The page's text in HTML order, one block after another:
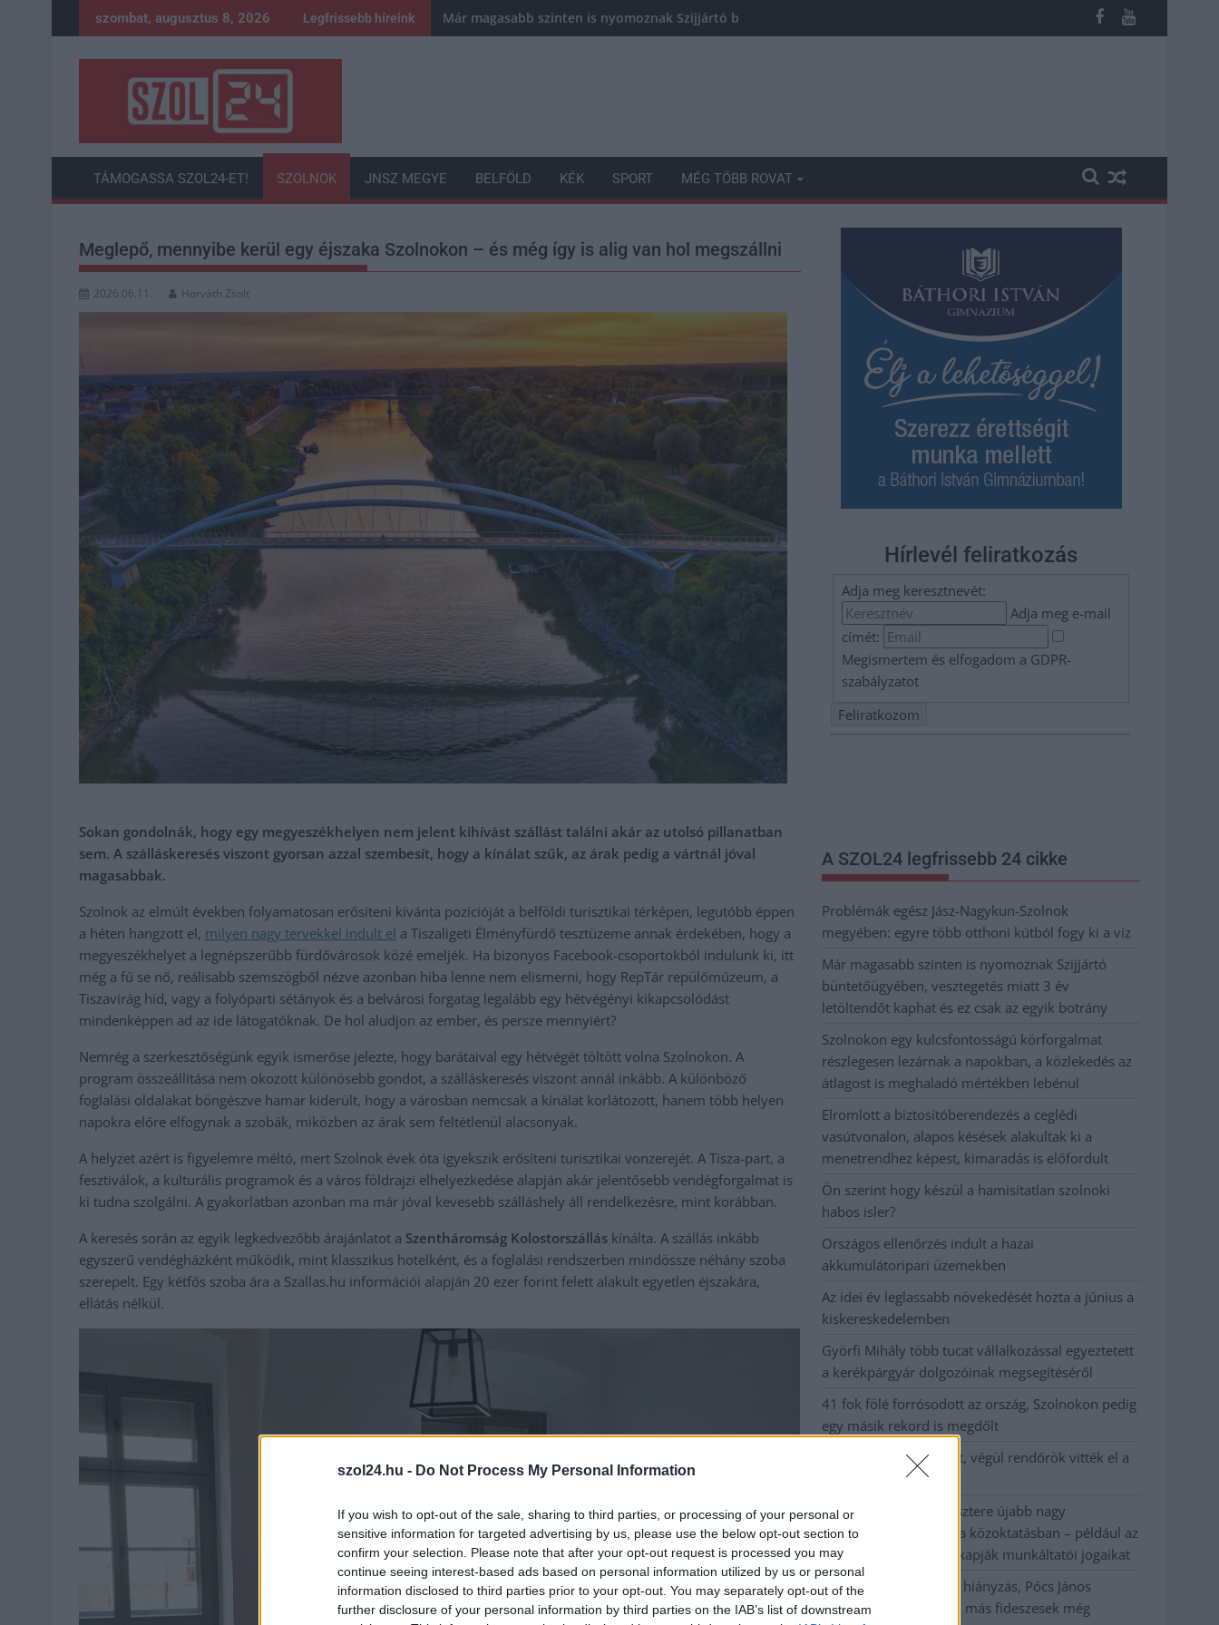
szol24.hu - Do Not Process My Personal Information
If you wish to opt-out of the sale, sharing to third parties, or processing of your personal or
sensitive information for targeted advertising by us, please use the below opt-out section to
confirm your selection. Please note that after your opt-out request is processed you may
continue seeing interest-based ads based on personal information utilized by us or personal
information disclosed to third parties prior to your opt-out. You may separately opt-out of the
further disclosure of your personal information by third parties on the IAB’s list of downstream
to
szombat, augusztus 8, 2026 Legfrissebb híreink Már magasabb szinten is nyomoznak Szijjártó büntetőügyében, vesztegetés miatt 3 év letöltendőt kaphat és ez csak az
TÁMOGASSA SZOL24-ET! SZOLNOK JNSZ MEGYE BELFÖLD KÉK SPORT MÉG TÖBB ROVAT
Meglepő, mennyibe kerül egy éjszaka Szolnokon – és még így is alig van hol megszállni
2026.06.11. Horváth Zsolt
Sokan gondolnák, hogy egy megyeszékhelyen nem jelent kihívást szállást találni akár az utolsó pillanatban
sem. A szálláskeresés viszont gyorsan azzal szembesít, hogy a kínálat szűk, az árak pedig a vártnál jóval
magasabbak.
Szolnok az elmúlt években folyamatosan erősíteni kívánta pozícióját a belföldi turisztikai térképen, legutóbb éppen
a héten hangzott el, milyen nagy tervekkel indult el a Tiszaligeti Élményfürdő tesztüzeme annak érdekében, hogy a
megyeszékhelyet a legnépszerűbb fürdővárosok közé emeljék. Ha bizonyos Facebook-csoportokból indulunk ki, itt
még a fű se nő, reálisabb szemszögből nézve azonban hiba lenne nem elismerni, hogy RepTár repülőmúzeum, a
Tiszavirág híd, vagy a folyóparti sétányok és a belvárosi forgatag legalább egy hétvégényi kikapcsolódást
mindenképpen ad az ide látogatóknak. De hol aludjon az ember, és persze mennyiért?
Nemrég a szerkesztőségünk egyik ismerőse jelezte, hogy barátaival egy hétvégét töltött volna Szolnokon. A
program összeállítása nem okozott különösebb gondot, a szálláskeresés viszont annál inkább. A különböző
foglalási oldalakat böngészve hamar kiderült, hogy a városban nemcsak a kínálat korlátozott, hanem több helyen
napokra előre elfogynak a szobák, miközben az árak sem feltétlenül alacsonyak.
A helyzet azért is figyelemre méltó, mert Szolnok évek óta igyekszik erősíteni turisztikai vonzerejét. A Tisza-part, a
fesztiválok, a kulturális programok és a város földrajzi elhelyezkedése alapján akár jelentősebb vendégforgalmat is
ki tudna szolgálni. A gyakorlatban azonban ma már jóval kevesebb szálláshely áll rendelkezésre, mint korábban.
A keresés során az egyik legkedvezőbb árajánlatot a Szentháromság Kolostorszállás kínálta. A szállás inkább
egyszerű vendégházként működik, mint klasszikus hotelként, és a foglalási rendszerben mindössze néhány szoba
szerepelt. Egy kétfős szoba ára a Szallas.hu információi alapján 20 ezer forint felett alakult egyetlen éjszakára,
ellátás nélkül.
Hírlevél feliratkozás
Adja meg keresztnevét:
Adja meg e-mail
címét:
Megismertem és elfogadom a GDPR-
szabályzatot
A SZOL24 legfrissebb 24 cikke
Problémák egész Jász-Nagykun-Szolnok
megyében: egyre több otthoni kútból fogy ki a víz
Már magasabb szinten is nyomoznak Szijjártó
büntetőügyében, vesztegetés miatt 3 év
letöltendőt kaphat és ez csak az egyik botrány
Szolnokon egy kulcsfontosságú körforgalmat
részlegesen lezárnak a napokban, a közlekedés az
átlagost is meghaladó mértékben lebénul
Elromlott a biztosítóberendezés a ceglédi
vasútvonalon, alapos késések alakultak ki a
menetrendhez képest, kimaradás is előfordult
Ön szerint hogy készül a hamisítatlan szolnoki
habos isler?
Országos ellenőrzés indult a hazai
akkumulátoripari üzemekben
Az idei év leglassabb növekedését hozta a június a
kiskereskedelemben
Györfi Mihály több tucat vállalkozással egyeztetett
a kerékpárgyár dolgozóinak megsegítéséről
41 fok fölé forrósodott az ország, Szolnokon pedig
egy másik rekord is megdőlt
Egy telefonhívást akart, végül rendőrök vitték el a
mezőtúri férfit
A Tisza kormány minisztere újabb nagy
változásokról döntött a közoktatásban – például az
iskolaigazgatók visszakapják munkáltatói jogaikat
Sok volt az igazolatlan hiányzás, Pócs János
fizetéslevonást kapott, más fideszesek még